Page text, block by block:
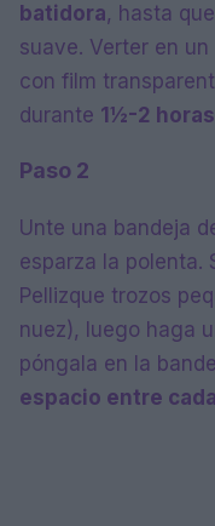
batidora, hasta
suave. Verter en
con film
durante 1½-2 horas
Paso 2
Unte una bandeja
esparza la polenta.
Pellizque trozos
nuez), luego haga
póngala en la
espacio entre